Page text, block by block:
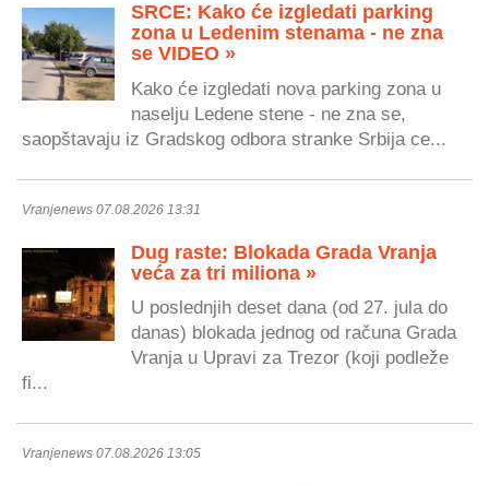
SRCE: Kako će izgledati parking
zona u Ledenim stenama - ne zna
se VIDEO »
Kako će izgledati nova parking zona u
naselju Ledene stene - ne zna se,
saopštavaju iz Gradskog odbora stranke Srbija ce...
Vranjenews 07.08.2026 13:31
Dug raste: Blokada Grada Vranja
veća za tri miliona »
U poslednjih deset dana (od 27. jula do
danas) blokada jednog od računa Grada
Vranja u Upravi za Trezor (koji podleže
fi...
Vranjenews 07.08.2026 13:05